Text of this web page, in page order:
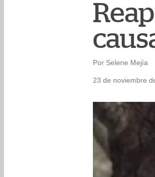
Por Selene Mejía
23 de noviembre